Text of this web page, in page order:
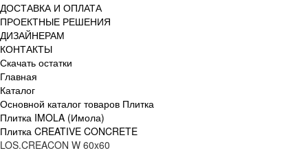
ДОСТАВКА И ОПЛАТА
ПРОЕКТНЫЕ РЕШЕНИЯ
ДИЗАЙНЕРАМ
КОНТАКТЫ
Скачать остатки
Главная
Каталог
Основной каталог товаров Плитка
Плитка IMOLA (Имола)
Плитка CREATIVE CONCRETE
LOS.CREACON W 60x60